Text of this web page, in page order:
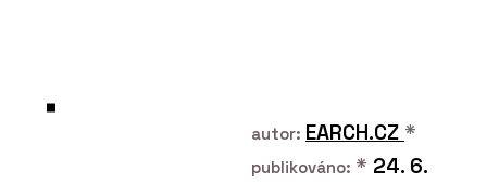
autor: EARCH.CZ *
publikováno: * 24. 6.